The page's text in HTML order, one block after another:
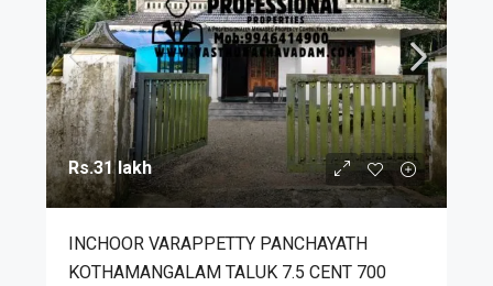
Rs.31 lakh
INCHOOR VARAPPETTY PANCHAYATH
KOTHAMANGALAM TALUK 7.5 CENT 700